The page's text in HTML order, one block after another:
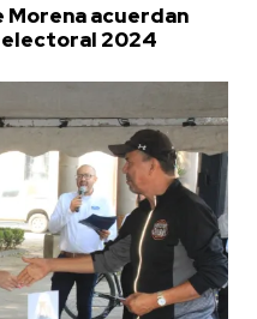
Morena acuerdan
electoral 2024